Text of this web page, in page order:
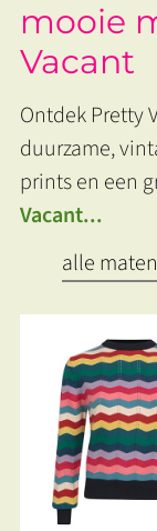
mooie
Vacant
Ontdek Pretty
duurzame,
prints en een
Vacant...